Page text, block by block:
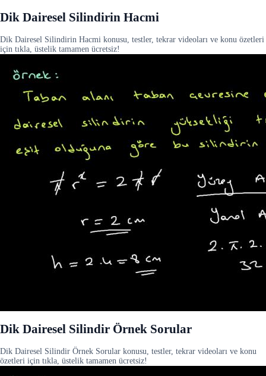
Dik Dairesel Silindirin Hacmi
Dik Dairesel Silindirin Hacmi konusu, testler, tekrar videoları ve konu özetleri
için tıkla, üstelik tamamen ücretsiz!
Dik Dairesel Silindir Örnek Sorular
Dik Dairesel Silindir Örnek Sorular konusu, testler, tekrar videoları ve konu
özetleri için tıkla, üstelik tamamen ücretsiz!